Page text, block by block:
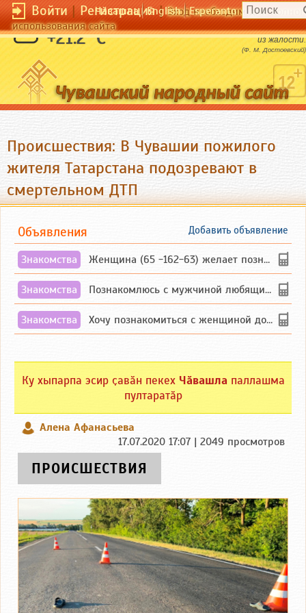
Войти|Регистрация|Вход необходим для
использования сайта
Чӑвашла English Esperanto
+21.2 °C
Великодушное сердце может полюбить
из жалости.
(Ф. М. Достоевский)
Происшествия: В Чувашии пожилого
жителя Татарстана подозревают в
смертельном ДТП
Добавить объявление
Объявления
Знакомства Женщина (65 -162-63) желает познакомиться с одиноким, добродушным, без вредных ...
Знакомства Познакомлюсь с мужчиной любящим танцевать и петь на родном чувашском языке
Знакомства Хочу познакомиться с женщиной до 55 лет чувашской или русской национальности дл...
Ку хыпарпа эсир ҫавӑн пекех Чӑвашла паллашма
пултаратӑр
Алена Афанасьева
17.07.2020 17:07 | 2049 просмотров
ПРОИСШЕСТВИЯ